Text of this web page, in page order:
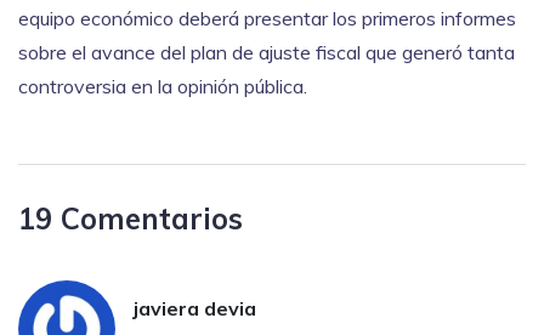
equipo económico deberá presentar los primeros informes
sobre el avance del plan de ajuste fiscal que generó tanta
controversia en la opinión pública.
19 Comentarios
javiera devia